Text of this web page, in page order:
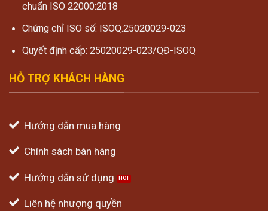
chuẩn ISO 22000:2018
Chứng chỉ ISO số: ISOQ.25020029-023
Quyết định cấp: 25020029-023/QĐ-ISOQ
HỖ TRỢ KHÁCH HÀNG
Hướng dẫn mua hàng
Chính sách bán hàng
Hướng dẫn sử dụng
Liên hệ nhượng quyền